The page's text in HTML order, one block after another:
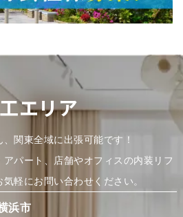
エリア
関東全域に出張可能です！
アパート、店舗やオフィスの内装リフ
軽にお問い合わせください。
浜市